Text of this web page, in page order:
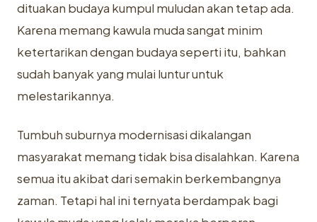
dituakan budaya kumpul muludan akan tetap ada.
Karena memang kawula muda sangat minim
ketertarikan dengan budaya seperti itu, bahkan
sudah banyak yang mulai luntur untuk
melestarikannya.
Tumbuh suburnya modernisasi dikalangan
masyarakat memang tidak bisa disalahkan. Karena
semua itu akibat dari semakin berkembangnya
zaman. Tetapi hal ini ternyata berdampak bagi